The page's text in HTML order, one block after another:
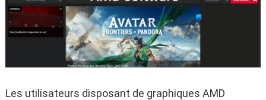
Les utilisateurs disposant de graphiques AMD